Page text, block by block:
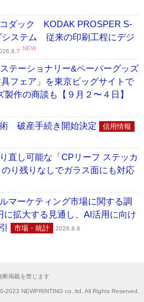
コダック KODAK PROSPER S-
システム 従来の印刷工程にデジ
NEW
テーショナリー&ペーパーグッズ
フェア」を東京ビッグサイトで
作の商談も【９月２〜４日】
破産手続き開始決定 信用情報
直し可能な「CPリーフ ステッカ
り残りなしでガラス面にも対応
マーケティング市場に関する調
拡大する見通し、AI活用に向け
市場・統計 2026.8.6
断掲載を禁じます
2023 NEWPRINTING co.,ltd. All Rights Reserved.